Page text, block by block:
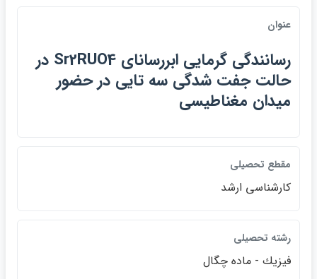
عنوان
رسانندگي گرمايي ابررساناي Sr2RUO4 در
حالت جفت شدگي سه تايي در حضور
ميدان مغناطيسي
مقطع تحصيلي
كارشناسي ارشد
رشته تحصيلي
فيزيك - ماده چگال